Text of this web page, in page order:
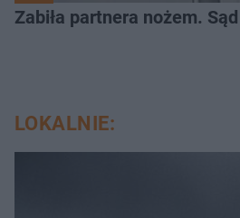
Zabiła partnera nożem.
LOKALNIE: